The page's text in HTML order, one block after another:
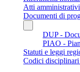
Atti
Documenti di
DUP -
PIAO -
Statuti e leggi
Codici